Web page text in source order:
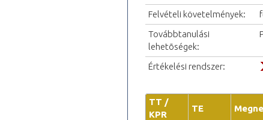
Felvételi követelmények:
Továbbtanulási
lehetõségek:
Értékelési rendszer:
TT /
KPR
TE